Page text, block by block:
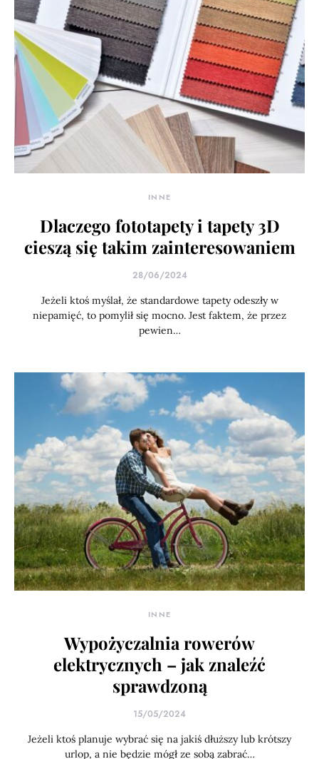
INNE
Dlaczego fototapety i tapety 3D
cieszą się takim zainteresowaniem
28/06/2024
Jeżeli ktoś myślał, że standardowe tapety odeszły w
niepamięć, to pomylił się mocno. Jest faktem, że przez
pewien…
INNE
Wypożyczalnia rowerów
elektrycznych – jak znaleźć
sprawdzoną
15/05/2024
Jeżeli ktoś planuje wybrać się na jakiś dłuższy lub krótszy
urlop, a nie będzie mógł ze sobą zabrać…